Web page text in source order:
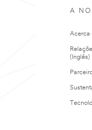
A
Acerca
(Inglês)